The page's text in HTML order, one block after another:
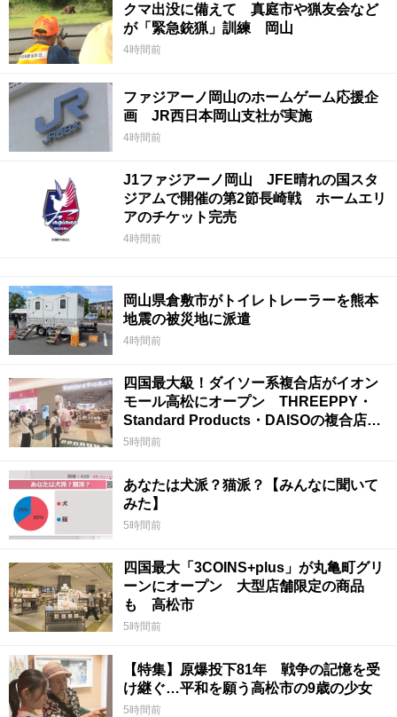
クマ出没に備えて 真庭市や猟友会など
が「緊急銃猟」訓練 岡山
4時間前
ファジアーノ岡山のホームゲーム応援企
画 JR西日本岡山支社が実施
4時間前
J1ファジアーノ岡山 JFE晴れの国スタ
ジアムで開催の第2節長崎戦 ホームエリ
アのチケット完売
4時間前
岡山県倉敷市がトイレトレーラーを熊本
地震の被災地に派遣
4時間前
四国最大級！ダイソー系複合店がイオン
モール高松にオープン THREEPPY・
Standard Products・DAISOの複合店は
香川県初
5時間前
あなたは犬派？猫派？【みんなに聞いて
みた】
5時間前
四国最大「3COINS+plus」が丸亀町グリ
ーンにオープン 大型店舗限定の商品
も 高松市
5時間前
【特集】原爆投下81年 戦争の記憶を受
け継ぐ…平和を願う高松市の9歳の少女
5時間前